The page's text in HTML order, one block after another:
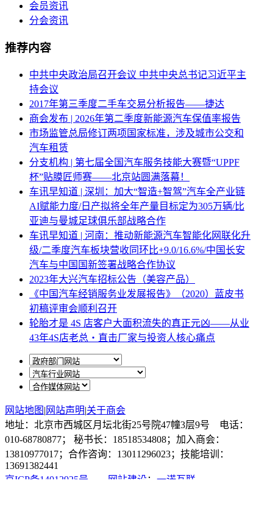
会员资讯
分会资讯
推荐内容
中共中央政治局召开会议 中共中央总书记习近平主
持会议
2017年第三季度二手车交易分析报告——捷达
商会发布 | 2026年第二季度新能源汽车保值率报告
市场监管总局修订两项国家标准，涉及城市公交和
汽车租赁
分支机构 | 第七届全国汽车服务技能大赛暨“UPPF
杯”贴膜匠师赛——北京站圆满落幕！
车讯早知道 | 深圳：加大“智造+智驾”汽车全产业链
AI赋能力度/日产拟将全年产量目标定为305万辆/比
亚迪与曼城足球俱乐部战略合作
车讯早知道 | 河南：推动新能源汽车智能化网联化升
级/二季度汽车板块营收同环比+9.0/16.6%/中国长安
汽车与中国国新签署战略合作协议
2023年大兴汽车招标公告（美容产品）
《中国汽车经销服务业发展报告》（2020）蓝皮书
初稿评审会顺利召开
轮胎才是 4S 店客户大面积流失的真正元凶——从业
43年4S店老总・直击厂家与投资人核心痛点
网站地图 | 网站声明|关于商会
地址：北京市西城区月坛北街25号院47幢3层9号 电话：
010-68780877； 秘书长：18518534808；加入商会：
13810977017；合作咨询：13011296023；技能培训：
13691382441
京ICP备14012925号
网站建设： 一诺互联